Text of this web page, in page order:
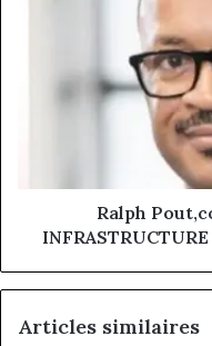
INFRASTRUCTURE
excellence
Ralph
Articles similaires